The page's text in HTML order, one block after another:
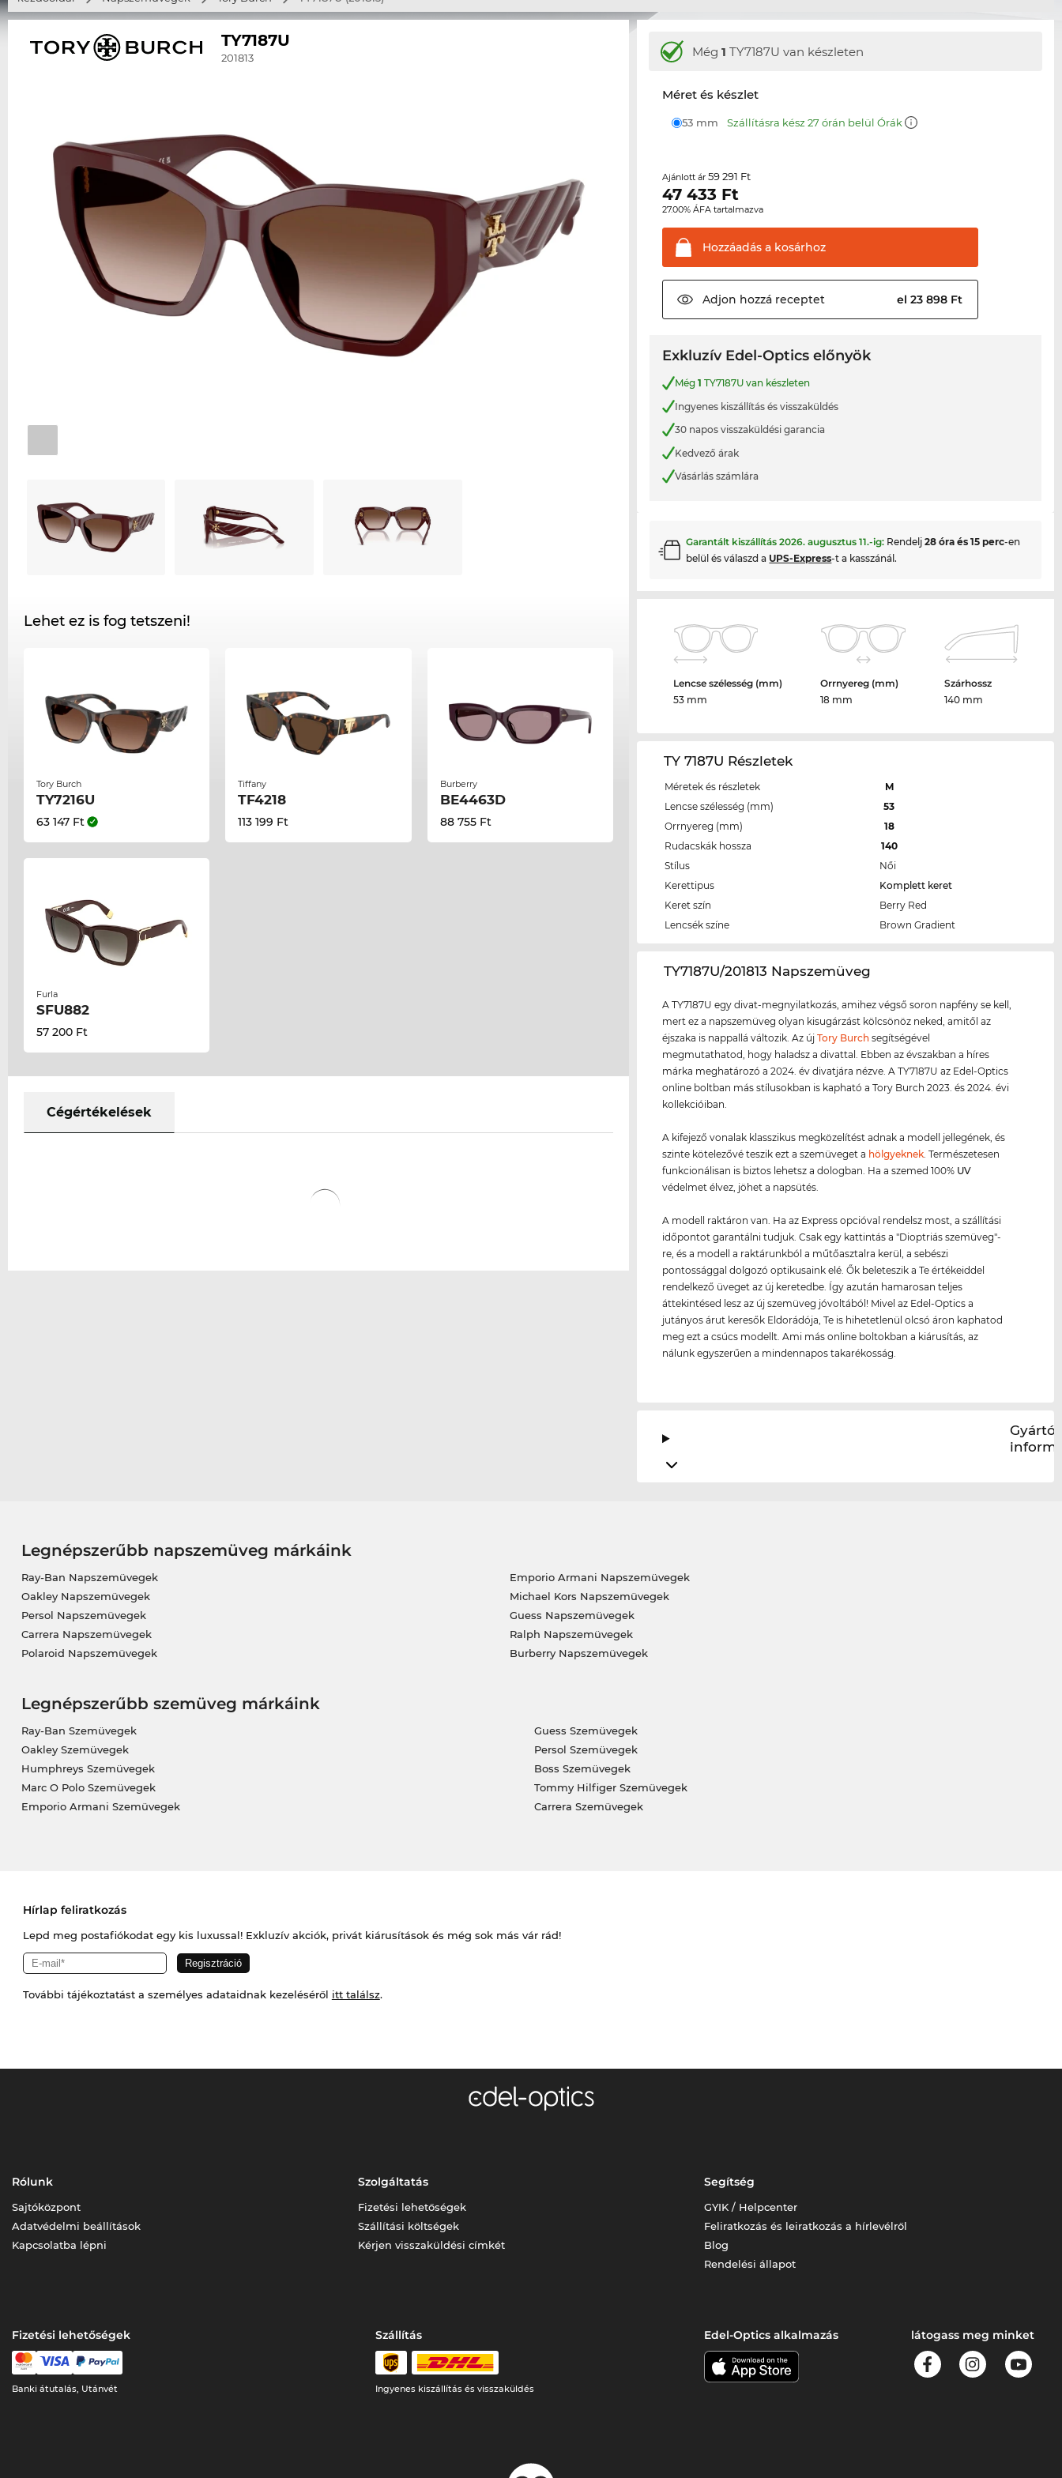
TY7187U
201813
Lehet ez is fog tetszeni!
Tory Burch
TY7216U
63 147 Ft
Tiffany
TF4218
113 199 Ft
Burberry
BE4463D
88 755 Ft
Furla
SFU882
57 200 Ft
Cégértékelések
Még1 TY7187U van készleten
Méret és készlet
53 mm Szállításra kész 27 órán belül Órák
Ajánlott ár59 291 Ft
47 433 Ft
27.00% ÁFA tartalmazva
Hozzáadás a kosárhoz
Adjon hozzá receptet el 23 898 Ft
Exkluzív Edel-Optics előnyök
Még1 TY7187U van készleten
Ingyenes kiszállítás és visszaküldés
30 napos visszaküldési garancia
Kedvező árak
Vásárlás számlára
Garantált kiszállítás2026. augusztus 11.-ig: Rendelj28 óra és 15 perc-en
belül és válaszd a UPS-Express-t a kasszánál.
Lencse szélesség (mm)
53 mm
Orrnyereg (mm)
18 mm
Szárhossz
140 mm
TY 7187U Részletek
Méretek és részletek
M
Lencse szélesség (mm)
53
Orrnyereg (mm)
18
Rudacskák hossza
140
Stílus
Női
Kerettipus
Komplett keret
Keret szín
Berry Red
Lencsék színe
Brown Gradient
‌TY7187U/201813 Napszemüveg
A TY7187U egy divat-megnyilatkozás, amihez végső soron napfény se kell,
mert ez a napszemüveg olyan kisugárzást kölcsönöz neked, amitől az
éjszaka is nappallá változik. Az újTory Burch segítségével
megmutathatod, hogy haladsz a divattal. Ebben az évszakban a híres
márka meghatározó a 2024. év divatjára nézve. A TY7187U az Edel-Optics
online boltban más stílusokban is kapható a Tory Burch 2023. és 2024. évi
kollekcióiban.
A kifejező vonalak klasszikus megközelítést adnak a modell jellegének, és
szinte kötelezővé teszik ezt a szemüveget a hölgyeknek . Természetesen
funkcionálisan is biztos lehetsz a dologban. Ha a szemed 100% UV
védelmet élvez, jöhet a napsütés.
A modell raktáron van. Ha az Express opcióval rendelsz most, a szállítási
időpontot garantálni tudjuk. Csak egy kattintás a "Dioptriás szemüveg"-
re, és a modell a raktárunkból a műtőasztalra kerül, a sebészi
pontossággal dolgozó optikusaink elé. Ők beleteszik a Te értékeiddel
rendelkező üveget az új keretedbe. Így azután hamarosan teljes
áttekintésed lesz az új szemüveg jóvoltából! Mivel az Edel-Optics a
jutányos árut keresők Eldorádója, Te is hihetetlenül olcsó áron kaphatod
meg ezt a csúcs modellt. Ami más online boltokban a kiárusítás, az
nálunk egyszerűen a mindennapos takarékosság.
Gyártói
Legnépszerűbb napszemüveg márkáink
Ray-Ban Napszemüvegek
Oakley Napszemüvegek
Persol Napszemüvegek
Carrera Napszemüvegek
Polaroid Napszemüvegek
Emporio Armani Napszemüvegek
Michael Kors Napszemüvegek
Guess Napszemüvegek
Ralph Napszemüvegek
Burberry Napszemüvegek
Legnépszerűbb szemüveg márkáink
Ray-Ban Szemüvegek
Oakley Szemüvegek
Humphreys Szemüvegek
Marc O Polo Szemüvegek
Emporio Armani Szemüvegek
Guess Szemüvegek
Persol Szemüvegek
Boss Szemüvegek
Tommy Hilfiger Szemüvegek
Carrera Szemüvegek
Hírlap feliratkozás
Lepd meg postafiókodat egy kis luxussal! Exkluzív akciók, privát kiárusítások és még sok más vár rád!
További tájékoztatást a személyes adataidnak kezeléséről itt találsz.
Rólunk
Sajtóközpont
Adatvédelmi beállítások
Kapcsolatba lépni
Szolgáltatás
Fizetési lehetőségek
Szállítási költségek
Kérjen visszaküldési címkét
Segítség
GYIK / Helpcenter
Feliratkozás és leiratkozás a hírlevélről
Blog
Rendelési állapot
Fizetési lehetőségek
Banki átutalás, Utánvét
Szállítás
Ingyenes kiszállítás és visszaküldés
Edel-Optics alkalmazás látogass meg minket